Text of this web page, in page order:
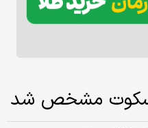
مشخص شد